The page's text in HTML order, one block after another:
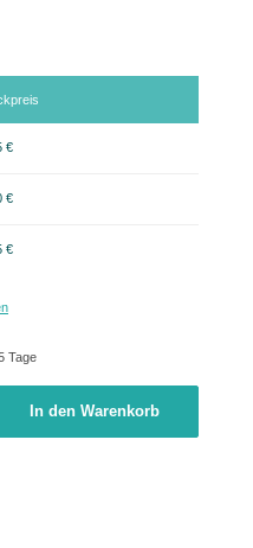
€
€
€
Tage
In den Warenkorb